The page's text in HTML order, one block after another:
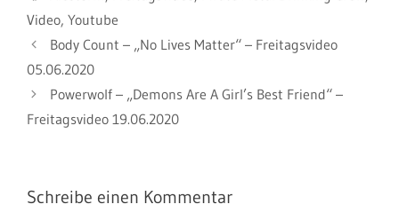
Video, Youtube
Body Count – „No Lives Matter“ – Freitagsvideo
05.06.2020
Powerwolf – „Demons Are A Girl’s Best Friend“ –
Freitagsvideo 19.06.2020
Schreibe einen Kommentar